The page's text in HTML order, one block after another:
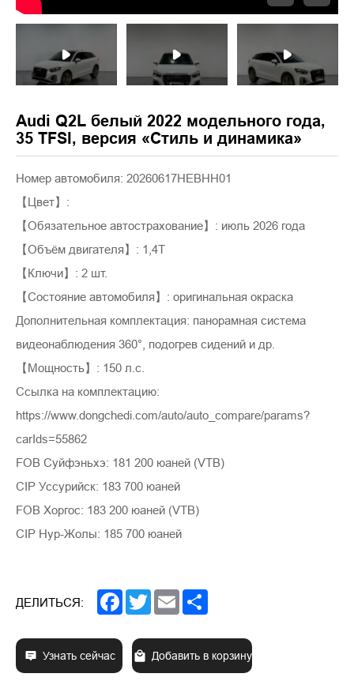
Audi Q2L белый 2022 модельного года,
35 TFSI, версия «Стиль и динамика»
Номер автомобиля: 20260617HEBHH01
【Цвет】:
【Обязательное автострахование】: июль 2026 года
【Объём двигателя】: 1,4T
【Ключи】: 2 шт.
【Состояние автомобиля】: оригинальная окраска
Дополнительная комплектация: панорамная система
видеонаблюдения 360°, подогрев сидений и др.
【Мощность】: 150 л.с.
Ссылка на комплектацию:
https://www.dongchedi.com/auto/auto_compare/params?
carIds=55862
FOB Суйфэньхэ: 181 200 юаней (VTB)
CIP Уссурийск: 183 700 юаней
FOB Хоргос: 183 200 юаней (VTB)
CIP Нур-Жолы: 185 700 юаней
ДЕЛИТЬСЯ: Facebook
TwitterEmail
Узнать сейчас Добавить в корзину